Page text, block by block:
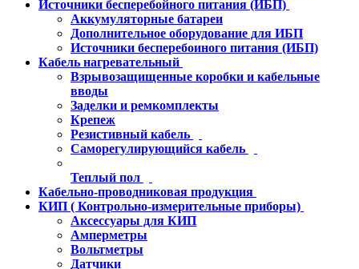
Источники бесперебойного питания (ИБП)
Аккумуляторные батареи
Дополнительное оборудование для ИБП
Источники бесперебоиного питания (ИБП)
Кабель нагревательный
Взрывозащищенные коробки и кабельные
вводы
Заделки и ремкомплекты
Крепеж
Резистивный кабель
Саморегулирующийся кабель
Теплый пол
Кабельно-проводниковая продукция
КИП ( Контрольно-измерительные приборы)
Аксессуары для КИП
Амперметры
Вольтметры
Датчики